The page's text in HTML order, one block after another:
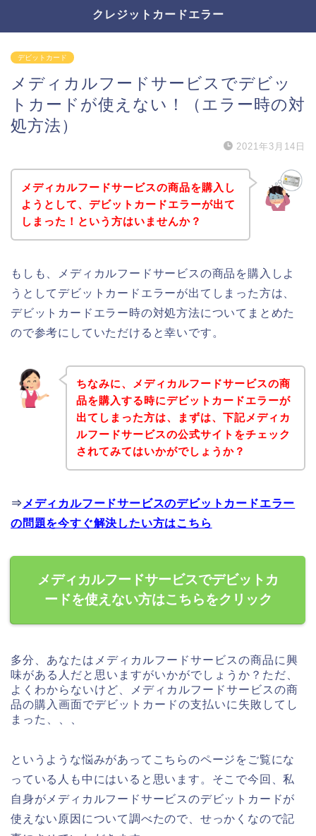
クレジットカードエラー
デビットカード
メディカルフードサービスでデビッ
トカードが使えない！（エラー時の対
処方法）
2021年3月14日
メディカルフードサービスの商品を購入し
ようとして、デビットカードエラーが出て
しまった！という方はいませんか？
もしも、メディカルフードサービスの商品を購入しよ
うとしてデビットカードエラーが出てしまった方は、
デビットカードエラー時の対処方法についてまとめた
ので参考にしていただけると幸いです。
ちなみに、メディカルフードサービスの商
品を購入する時にデビットカードエラーが
出てしまった方は、まずは、下記メディカ
ルフードサービスの公式サイトをチェック
されてみてはいかがでしょうか？
⇒ メディカルフードサービスのデビットカードエラー
の問題を今すぐ解決したい方はこちら
メディカルフードサービスでデビットカ
ードを使えない方はこちらをクリック
多分、あなたはメディカルフードサービスの商品に興
味がある人だと思いますがいかがでしょうか？ただ、
よくわからないけど、メディカルフードサービスの商
品の購入画面でデビットカードの支払いに失敗してし
まった、、、
というような悩みがあってこちらのページをご覧にな
っている人も中にはいると思います。そこで今回、私
自身がメディカルフードサービスのデビットカードが
使えない原因について調べたので、せっかくなので記